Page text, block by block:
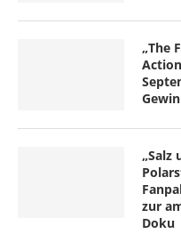
„The
„Salz
zur
Doku